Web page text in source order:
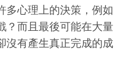
多心理上的決策，例如
？而且最後可能在大量
沒有產生真正完成的成